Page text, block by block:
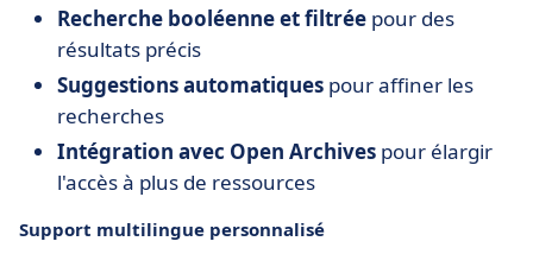
Recherche booléenne et filtrée pour des
résultats précis
Suggestions automatiques pour affiner les
recherches
Intégration avec Open Archives pour élargir
l'accès à plus de ressources
Support multilingue personnalisé